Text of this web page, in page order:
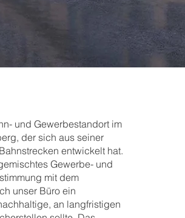
und Gewerbestandort im
der sich aus seiner
entwickelt hat.
Gewerbe- und
mit dem
unser Büro ein
an langfristigen